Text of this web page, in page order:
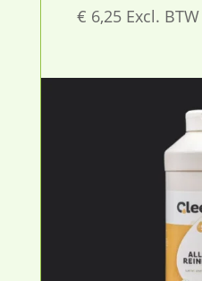
€ 6,25 Excl. BTW